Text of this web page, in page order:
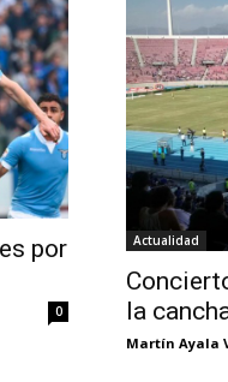
por
0
Actualidad
la
Martín Ayala